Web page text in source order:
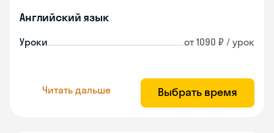
Английский язык
Уроки от 1090 ₽ / урок
Читать дальше Выбрать время